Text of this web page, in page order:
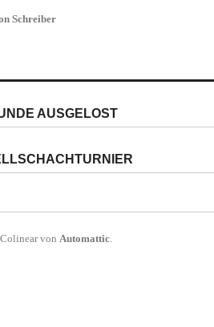
Schreiber
AUSGELOST
von Automattic.